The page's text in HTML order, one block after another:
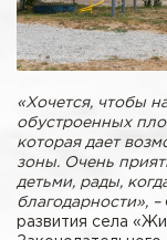
«Хочется, чтобы
обустроенных
которая дает
зоны. Очень
детьми, рады,
благодарности», –
развития села